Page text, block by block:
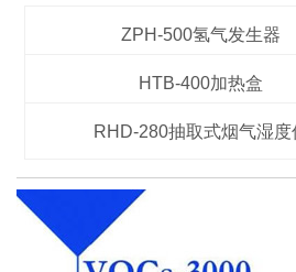
ZPH-500氢气发生器
HTB-400加热盒
RHD-280抽取式烟气湿度